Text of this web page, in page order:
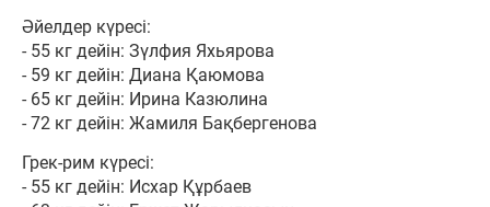
Әйелдер күресі:
- 55 кг дейін: Зүлфия Яхьярова
- 59 кг дейін: Диана Қаюмова
- 65 кг дейін: Ирина Казюлина
- 72 кг дейін: Жамиля Бақбергенова
Грек-рим күресі:
- 55 кг дейін: Исхар Құрбаев